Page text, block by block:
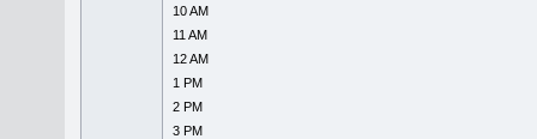
10 AM
11 AM
12 AM
1 PM
2 PM
3 PM